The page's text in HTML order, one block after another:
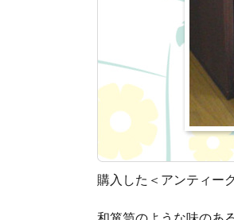
購入した＜アンティー